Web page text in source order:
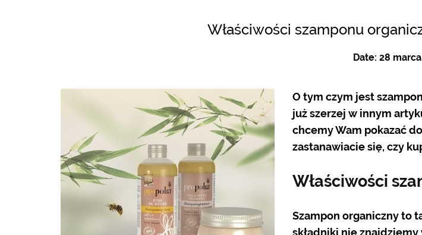
Właściwości szamponu
Date: 28
O tym czym jest
już szerzej w innym
chcemy Wam pokazać
zastanawiacie się, czy
Właściwości
Szampon organiczny to
składniki nie